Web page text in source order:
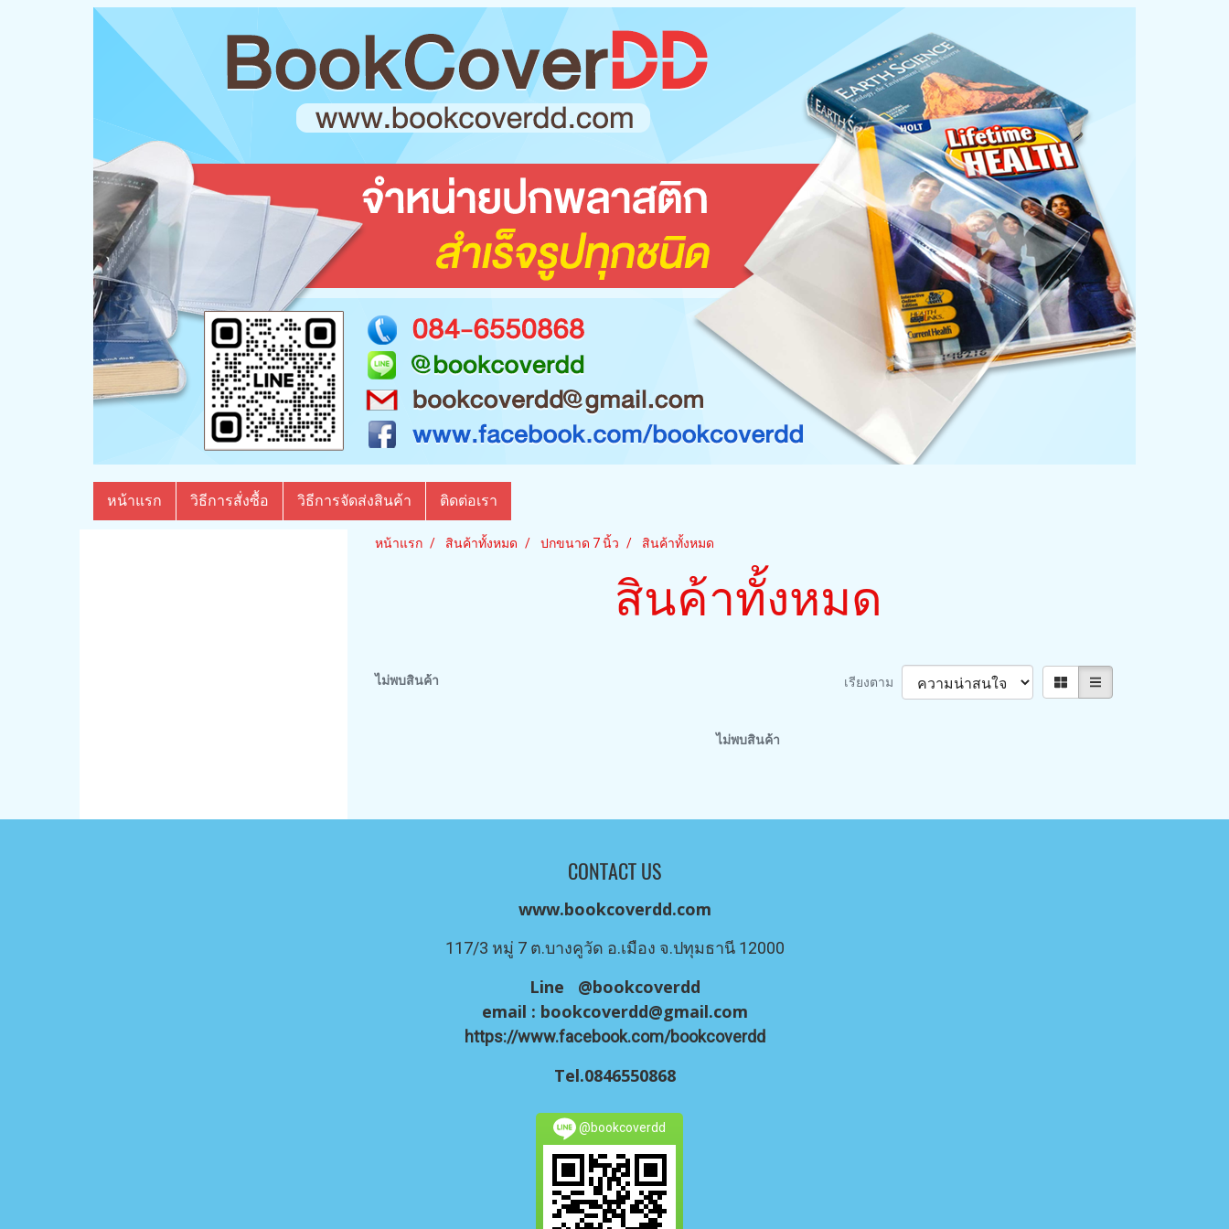
หน้าแรก วิธีการสั่งซื้อ วิธีการจัดส่งสินค้า ติดต่อเรา
หน้าแรก สินค้าทั้งหมด ปกขนาด 7 นิ้ว สินค้าทั้งหมด
สินค้าทั้งหมด
ไม่พบสินค้า เรียงตาม
ไม่พบสินค้า
CONTACT US
www.bookcoverdd.com
117/3 หมู่ 7 ต.บางคูวัด อ.เมือง จ.ปทุมธานี 12000
Line @bookcoverdd
email : bookcoverdd@gmail.com
https://www.facebook.com/bookcoverdd
Tel.0846550868
@bookcoverdd